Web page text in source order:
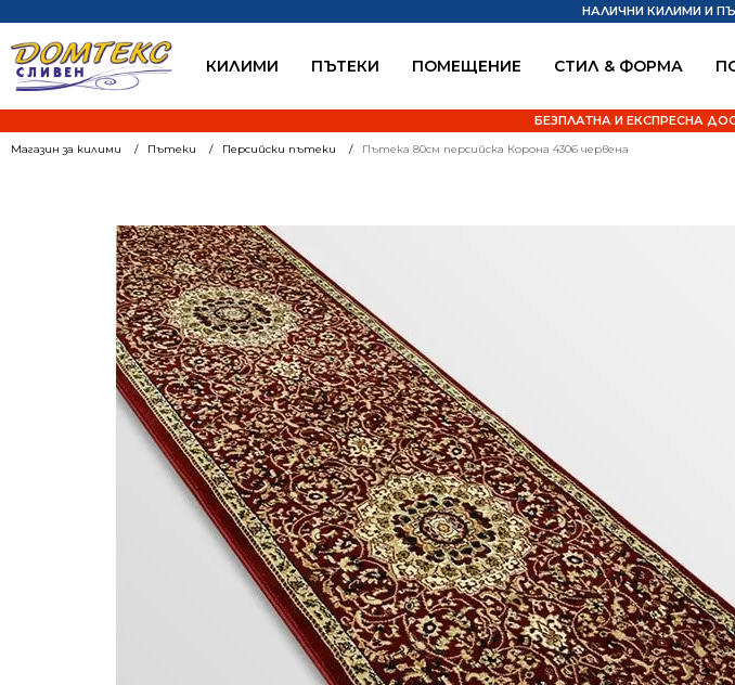
КИЛИМИ ПЪТЕКИ ПОМЕЩЕНИЕ СТИЛ & ФОРМА
НАЛИЧНИ КИЛИМИ И
БЕЗПЛАТНА И ЕКСПРЕСНА
Магазин за килими Пътеки Персийски пътеки Пътека 80см персийска Корона 4306 червена